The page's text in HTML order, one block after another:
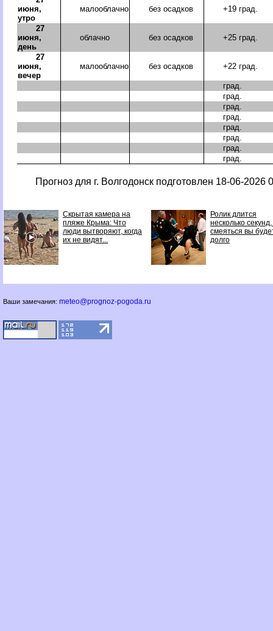
июня,
утро
малооблачно без осадков +19 град.
27
июня,
день
облачно без осадков +25 град.
27
июня,
вечер
малооблачно без осадков +22 град.
град.
град.
град.
град.
град.
град.
град.
град.
Прогноз для г. Волгодонск подготовлен 18-06-2026
Скрытая камера на
пляже Крыма: Что
люди вытворяют, когда
их не видят...
Ролик длится
несколько
смеяться вы
долго
Ваши замечания: meteo@prognoz-pogoda.ru